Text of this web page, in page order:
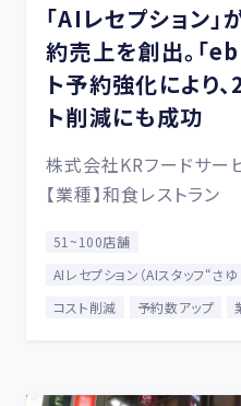
「AIレセプション
約売上を創出。「
ト予約強化により
ト削減にも成功
株式会社KRフードサー
【業種】和食レストラン
51~100店舗
AIレセプション（AIスタッフ“さゆ
コスト削減
予約数アップ